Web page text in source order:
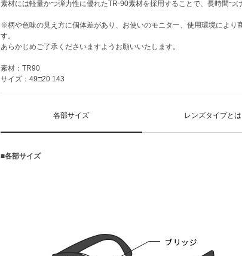
素材には軽量かつ弾力性に優れたTR-90素材を採用することで、長時間つ
※柄や色味の見え方に個体差があり、お使いのモニター、使用環境により
す。
あらかじめご了承くださいますようお願いいたします。
素材：TR90
サイズ：49□20 143
各部サイズ レンズタイプとは
■各部サイズ